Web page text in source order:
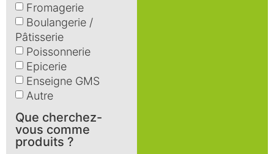
Fromagerie
Boulangerie /
Pâtisserie
Poissonnerie
Epicerie
Enseigne GMS
Autre
Que cherchez-
vous comme
produits ?